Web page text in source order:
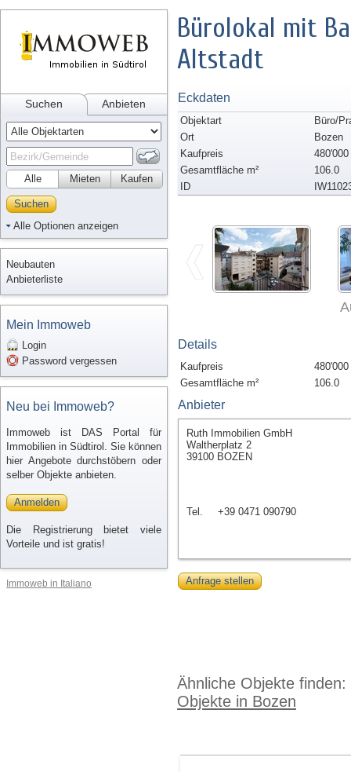
Suchen Anbieten
Alle Kaufen
Mieten
Suchen
Alle Optionen anzeigen
Neubauten
Anbieterliste
Mein Immoweb
Login
Password vergessen
Neu bei Immoweb?
Immoweb ist DAS Portal für
Immobilien in Südtirol. Sie können
hier Angebote durchstöbern oder
selber Objekte anbieten.
Anmelden
Die Registrierung bietet viele
Vorteile und ist gratis!
Immoweb in Italiano
Bürolokal mit
Altstadt
Eckdaten
Objektart
Büro/
Ort
Bozen
Kaufpreis
480'000
Gesamtfläche m²
106.0
ID
Details
Kaufpreis
480'000
Gesamtfläche m²
106.0
Anbieter
Ruth Immobilien GmbH
Waltherplatz 2
39100 BOZEN
Tel. +39 0471 090790
Anfrage stellen
Ähnliche Objekte finden:
Objekte in Bozen